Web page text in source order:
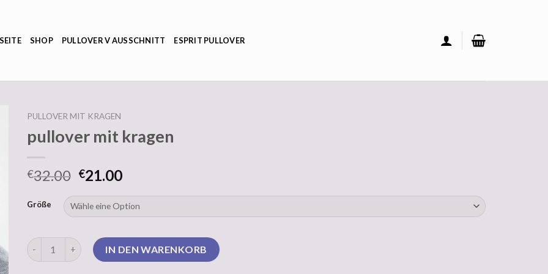
SHOP PULLOVER V AUSSCHNITT ESPRIT PULLOVER
PULLOVER MIT KRAGEN
pullover mit kragen
€32.00 €21.00
Größe
pullover mit kragen MengeIN DEN WARENKORB